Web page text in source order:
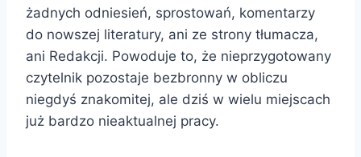
żadnych odniesień, sprostowań, komentarzy
do nowszej literatury, ani ze strony tłumacza,
ani Redakcji. Powoduje to, że nieprzygotowany
czytelnik pozostaje bezbronny w obliczu
niegdyś znakomitej, ale dziś w wielu miejscach
już bardzo nieaktualnej pracy.